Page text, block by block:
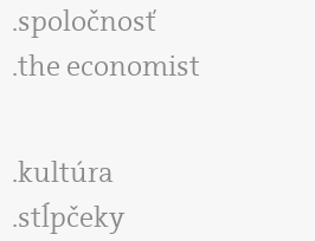
spoločnosť
the economist
kultúra
stĺpčeky